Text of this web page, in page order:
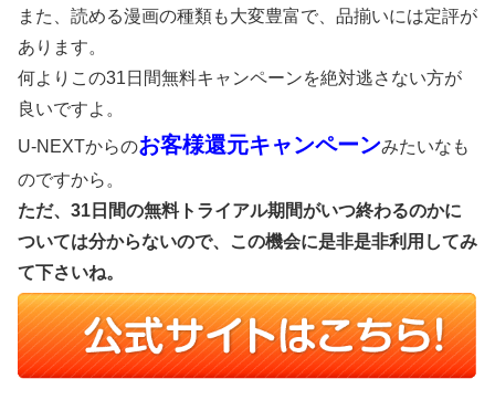
また、読める漫画の種類も大変豊富で、品揃いには定評が
あります。
何よりこの31日間無料キャンペーンを絶対逃さない方が
良いですよ。
U-NEXTからのお客様還元キャンペーンみたいなも
のですから。
ただ、31日間の無料トライアル期間がいつ終わるのかに
ついては分からないので、この機会に是非是非利用してみ
て下さいね。